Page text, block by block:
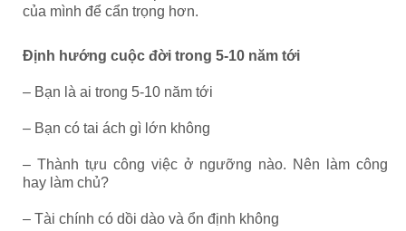
của mình để cẩn trọng hơn.
Định hướng cuộc đời trong 5-10 năm tới
– Bạn là ai trong 5-10 năm tới
– Bạn có tai ách gì lớn không
– Thành tựu công việc ở ngưỡng nào. Nên làm công
hay làm chủ?
– Tài chính có dồi dào và ổn định không